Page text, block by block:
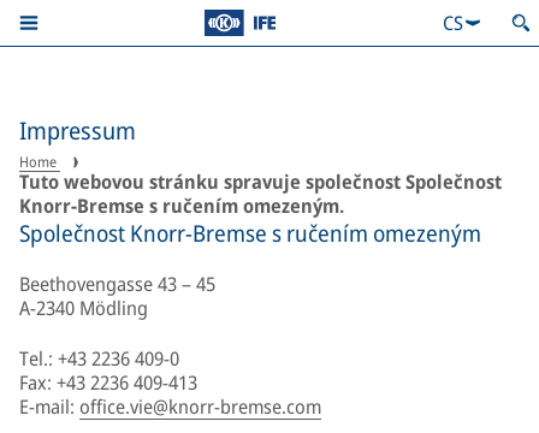
CS
Impressum
Home
Tuto webovou stránku spravuje společnost Společnost
Knorr-Bremse s ručením omezeným.
Společnost Knorr-Bremse s ručením omezeným
Beethovengasse 43 – 45
A-2340 Mödling
Tel.: +43 2236 409-0
Fax: +43 2236 409-413
E-mail: office.vie@knorr-bremse.com